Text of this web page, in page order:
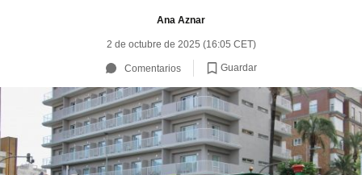
Ana Aznar
2 de octubre de 2025 (16:05 CET)
Comentarios Guardar